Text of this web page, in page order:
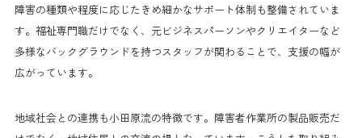
障害の種類や程度に応じたきめ細かなサポート体制も整備されていま
す。福祉専門職だけでなく、元ビジネスパーソンやクリエイターなど
多様なバックグラウンドを持つスタッフが関わることで、支援の幅が
広がっています。
地域社会との連携も小田原流の特徴です。障害者作業所の製品販売だ